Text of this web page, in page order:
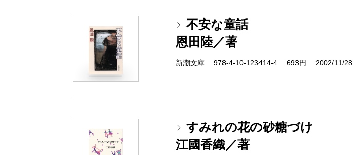
不安な童話
恩田陸／著
新潮文庫 978-4-10-123414-4 693円 2002/11/28
すみれの花の砂糖づけ
江國香織／著